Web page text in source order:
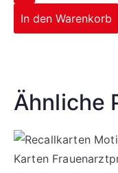
In den Warenkorb
Ähnliche